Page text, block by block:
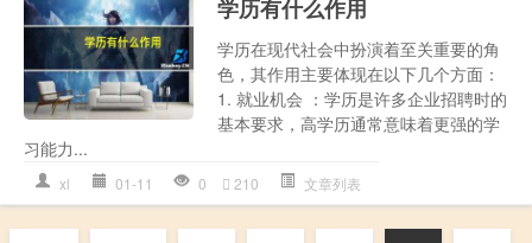
学历有什么作用
学历在现代社会中扮演着至关重要的角
色，其作用主要体现在以下几个方面：
1. 就业机会 ：学历是许多企业招聘时的
基本要求，高学历通常意味着更强的学
习能力...
xl 01-11 0 210 文章列表